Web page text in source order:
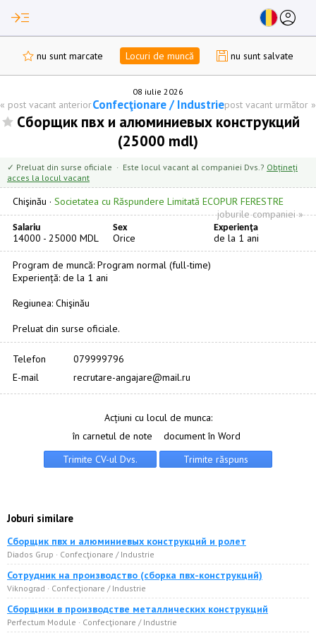
read_more account_circle
nu sunt marcate Locuri de muncă nu sunt salvate
08 iulie 2026
« post vacant anteriorConfecţionare / Industriepost vacant următor »
Сборщик пвх и алюминиевых конструкций
(25000 mdl)
✓ Preluat din surse oficiale · Este locul vacant al companiei Dvs.? Obțineți
acces la locul vacant
Chişinău · Societatea cu Răspundere Limitată ECOPUR FERESTRE
joburile companiei »
Salariu Sex Experienţa
14000 - 25000 MDL Orice de la 1 ani
Program de muncă: Program normal (full-time)
Experiență: de la 1 ani
Regiunea: Chişinău
Preluat din surse oficiale.
Telefon
079999796
E-mail
recrutare-angajare@mail.ru
Acțiuni cu locul de munca:
în carnetul de note
document în Word
Joburi similare
Сборщик пвх и алюминиевых конструкций и ролет
Diados Grup · Confecţionare / Industrie
Сотрудник на производство (сборка пвх-конструкций)
Viknograd · Confecţionare / Industrie
Сборщики в производстве металлических конструкций
Perfectum Module · Confecţionare / Industrie